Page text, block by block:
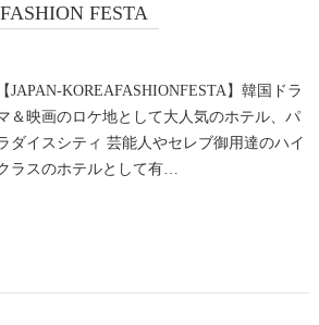
FESTA
【JAPAN-KOREAFASHIONFESTA】韓国ドラ
＆映画のロケ地として大人気のホテル、パ
ダイスシティ 芸能人やセレブ御用達のハイ
ラスのホテルとして有…